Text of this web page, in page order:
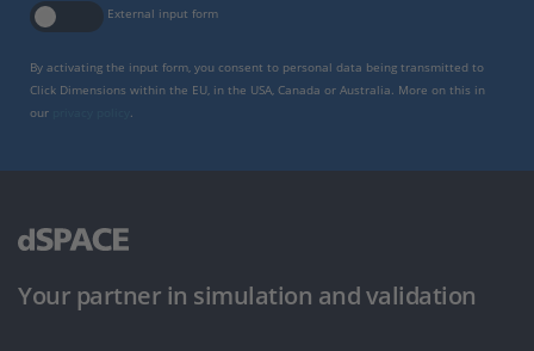
External input form
By activating the input form, you consent to personal data being transmitted to
Click Dimensions within the EU, in the USA, Canada or Australia. More on this in
our
Your partner in simulation and validation